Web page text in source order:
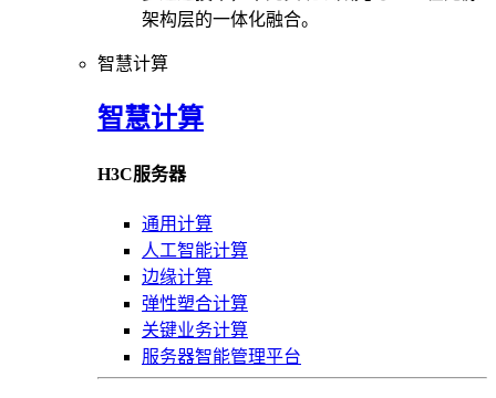
架构层的一体化融合。
智慧计算
智慧计算
H3C服务器
通用计算
人工智能计算
边缘计算
弹性塑合计算
关键业务计算
服务器智能管理平台